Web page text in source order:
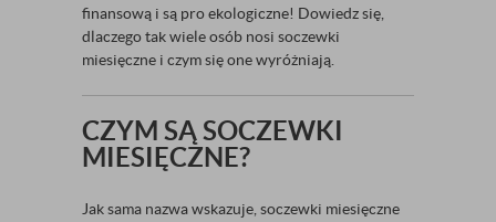
finansową i są pro ekologiczne! Dowiedz się,
dlaczego tak wiele osób nosi soczewki
miesięczne i czym się one wyróżniają.
CZYM SĄ SOCZEWKI
MIESIĘCZNE?
Jak sama nazwa wskazuje, soczewki miesięczne